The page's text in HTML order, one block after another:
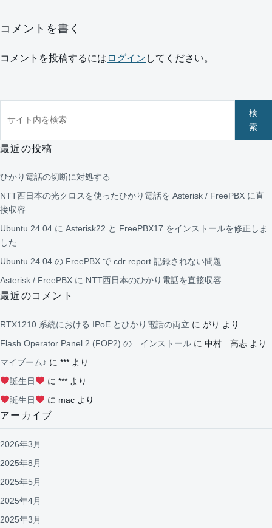
コメントを書く
コメントを投稿するには ログイン してください。
検
索
最近の投稿
ひかり電話の切断に対処する
NTT西日本の光クロスを使ったひかり電話を Asterisk / FreePBX に直
接収容
Ubuntu 24.04 に Asterisk22 と FreePBX17 をインストールを修正しま
した
Ubuntu 24.04 の FreePBX で cdr report 記録されない問題
Asterisk / FreePBX に NTT西日本のひかり電話を直接収容
最近のコメント
RTX1210 系統における IPoE とひかり電話の両立 に がり より
Flash Operator Panel 2 (FOP2) の インストール に 中村 高志 より
マイブーム♪ に *** より
誕生日
に ***より
誕生日
に macより
アーカイブ
2026年3月
2025年8月
2025年5月
2025年4月
2025年3月